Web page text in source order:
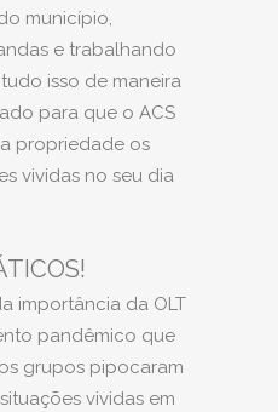
município,
e trabalhando
isso de maneira
para que o ACS
propriedade os
vividas no seu dia
importância da OLT
pandêmico que
grupos pipocaram
vividas em